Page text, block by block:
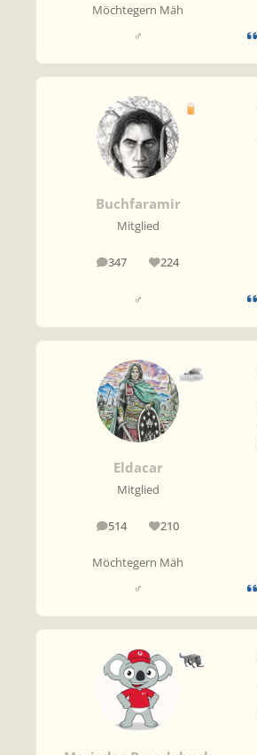
Möchtegern Mäh
♂
Buchfaramir
Mitglied
347
Beiträge 224
Reputation
♂
Eldacar
Mitglied
514
Beiträge 210
Reputation
Möchtegern Mäh
♂